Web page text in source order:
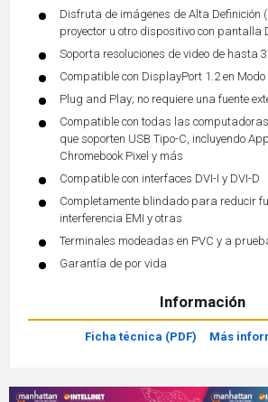
Disfruta de imágenes de Alta Definición
proyector u otro dispositivo con pantalla
Soporta resoluciones de video de hasta
Compatible con DisplayPort 1.2 en Modo
Plug and Play; no requiere una fuente
Compatible con todas las
que soporten USB Tipo-C, incluyendo
Chromebook Pixel y más
Compatible con interfaces DVI-I y DVI-D
Completamente blindado para reducir
interferencia EMI y otras
Terminales modeadas en PVC y a
Garantía de por vida
Información
Ficha técnica (PDF) Más